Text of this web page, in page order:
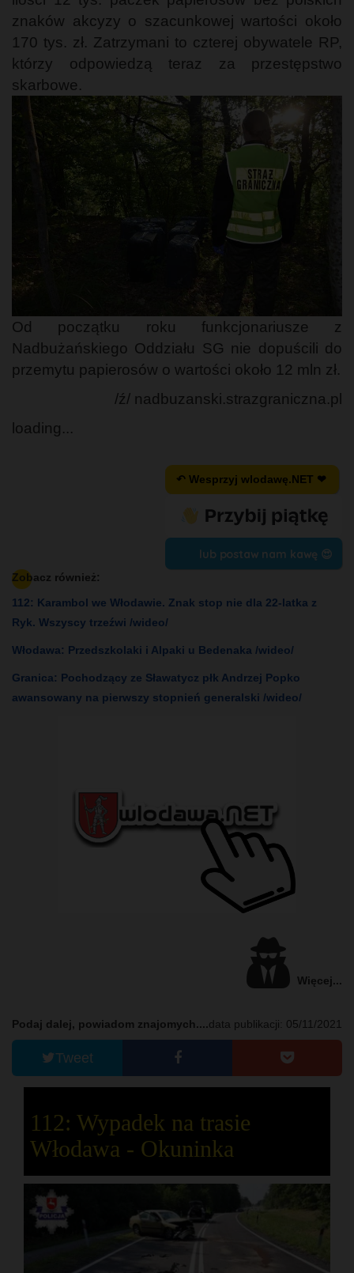
znaków akcyzy o szacunkowej wartości około
170 tys. zł. Zatrzymani to czterej obywatele RP,
którzy odpowiedzą teraz za przestępstwo
skarbowe.
Od początku roku funkcjonariusze z
Nadbużańskiego Oddziału SG nie dopuścili do
przemytu papierosów o wartości około 12 mln zł.
/ź/ nadbuzanski.strazgraniczna.pl
loading...
↶ Wesprzyj wlodawę.NET ❤
lub postaw nam kawę 😍
Zobacz również:
112: Karambol we Włodawie. Znak stop nie dla 22-latka z
Ryk. Wszyscy trzeźwi /wideo/
Włodawa: Przedszkolaki i Alpaki u Bedenaka /wideo/
Granica: Pochodzący ze Sławatycz płk Andrzej Popko
awansowany na pierwszy stopnień generalski /wideo/
Więcej...
data publikacji: 05/11/2021
Podaj dalej, powiadom znajomych....
Tweet
112: Wypadek na trasie
Włodawa - Okuninka